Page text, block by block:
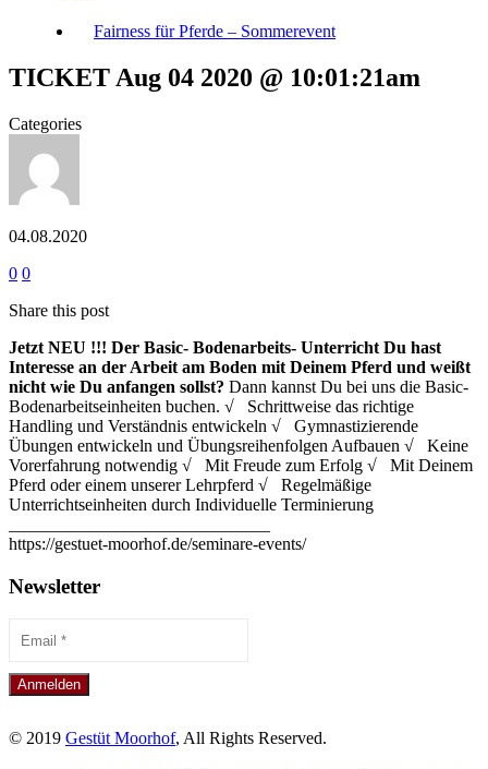
Fairness für Pferde – Sommerevent
TICKET Aug 04 2020 @ 10:01:21am
Categories
04.08.2020
0 0
Share this post
Jetzt NEU !!! Der Basic- Bodenarbeits- Unterricht Du hast
Interesse an der Arbeit am Boden mit Deinem Pferd und weißt
nicht wie Du anfangen sollst? Dann kannst Du bei uns die Basic-
Bodenarbeitseinheiten buchen. √ Schrittweise das richtige
Handling und Verständnis entwickeln √ Gymnastizierende
Übungen entwickeln und Übungsreihenfolgen Aufbauen √ Keine
Vorerfahrung notwendig √ Mit Freude zum Erfolg √ Mit Deinem
Pferd oder einem unserer Lehrpferd √ Regelmäßige
Unterrichtseinheiten durch Individuelle Terminierung
https://gestuet-moorhof.de/seminare-events/
Newsletter
© 2019 Gestüt Moorhof, All Rights Reserved.